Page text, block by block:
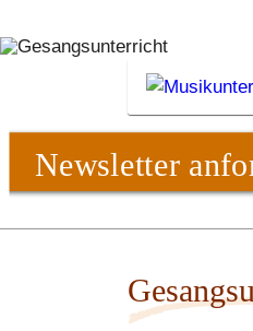
Newsletter